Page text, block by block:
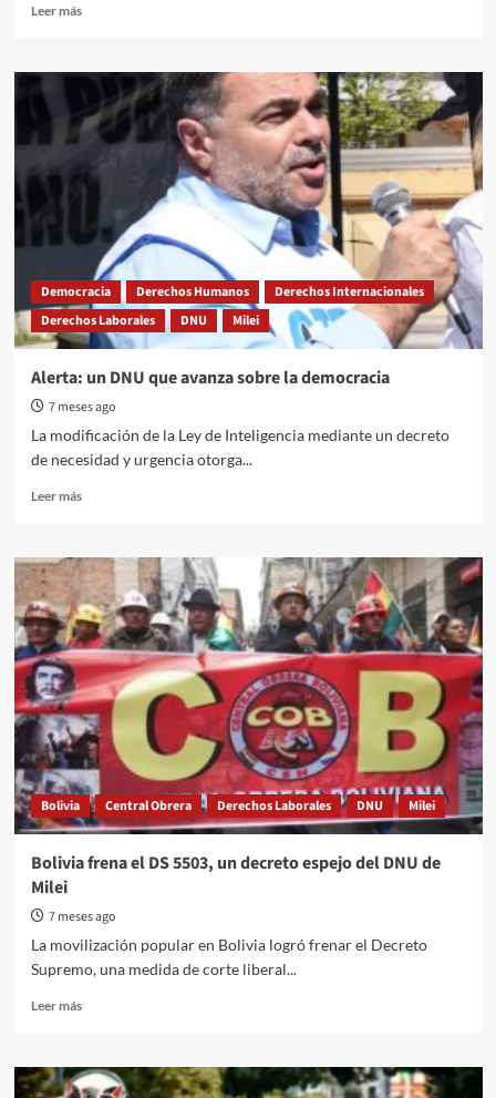
Leer másRead
Hoy
cumplen
80
de
Vacaciones
Pagas
Argentina
Democracia Derechos Humanos
Derechos Internacionales
Derechos Laborales
DNU Milei
Alerta: un DNU que avanza sobre la democracia
7 meses ago
La modificación de la Ley de Inteligencia mediante un decreto
de necesidad y urgencia otorga...
Leer másRead
Alerta:
un
DNU
que
avanza
sobre
la
democracia
Bolivia Central Obrera Derechos Laborales DNU Milei
Bolivia frena el DS 5503, un decreto espejo del DNU de
Milei
7 meses ago
La movilización popular en Bolivia logró frenar el Decreto
Supremo, una medida de corte liberal...
Leer másRead
Bolivia
frena